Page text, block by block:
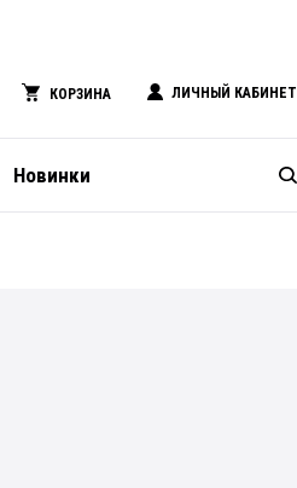
КОРЗИНА ЛИЧНЫЙ КАБИНЕТ
Новинки